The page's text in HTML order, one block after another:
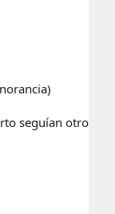
seguían otro